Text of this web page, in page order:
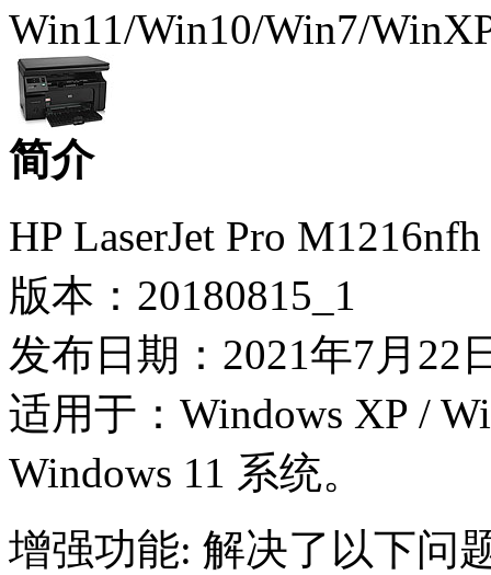
Win11/Win10/Win7/
简介
HP LaserJet Pro
版本：20180815_1
发布日期：2021年7月22
适用于：Windows XP /
Windows 11 系统。
增强功能: 解决了以下问